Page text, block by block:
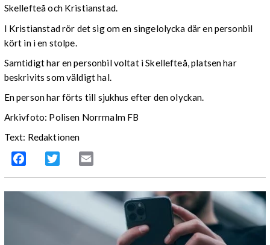
Skellefteå och Kristianstad.
I Kristianstad rör det sig om en singelolycka där en personbil
kört in i en stolpe.
Samtidigt har en personbil voltat i Skellefteå, platsen har
beskrivits som väldigt hal.
En person har förts till sjukhus efter den olyckan.
Arkivfoto: Polisen Norrmalm FB
Text: Redaktionen
Facebook Twitter